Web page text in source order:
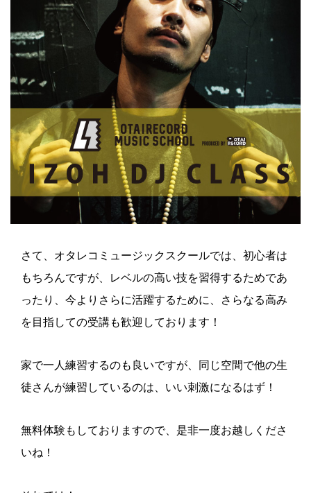
さて、オタレコミュージックスクールでは、初心者は
もちろんですが、レベルの高い技を習得するためであ
ったり、今よりさらに活躍するために、さらなる高み
を目指しての受講も歓迎しております！
家で一人練習するのも良いですが、同じ空間で他の生
徒さんが練習しているのは、いい刺激になるはず！
無料体験もしておりますので、是非一度お越しくださ
いね！